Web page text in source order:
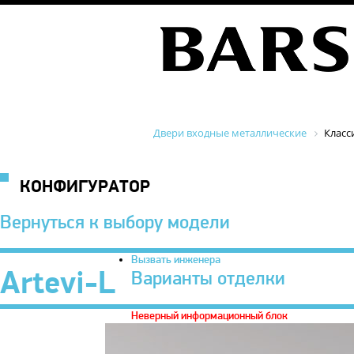
Двери входные металлические
КОНФИГУРАТОР
Вернуться к выбору модели
Artevi-L
Вызвать инженера
Варианты отделки
Неверный информационный блок